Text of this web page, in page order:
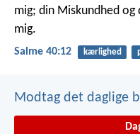
mig; din Miskundhed og
mig.
Salme 40:12 kærlighed
Modtag det daglige